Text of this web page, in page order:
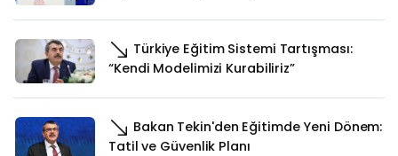
Türkiye Eğitim Sistemi Tartışması:
“Kendi Modelimizi Kurabiliriz”
Bakan Tekin'den Eğitimde Yeni Dönem:
Tatil ve Güvenlik Planı